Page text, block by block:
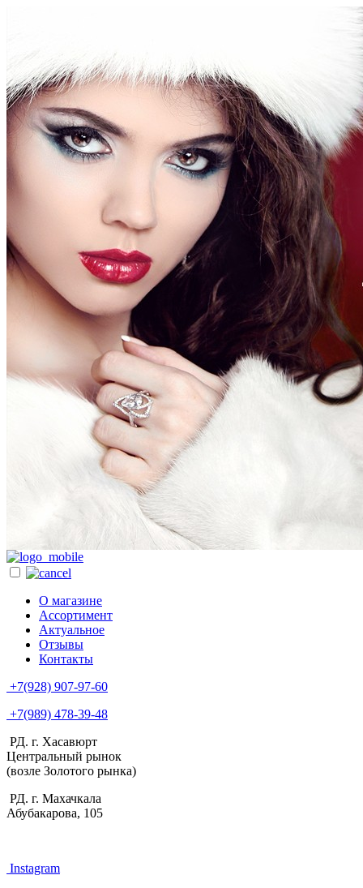
О магазине
Ассортимент
Актуальное
Отзывы
Контакты
+7(928) 907-97-60
+7(989) 478-39-48
РД. г. Хасавюрт
Центральный рынок
(возле Золотого рынка)
РД. г. Махачкала
Абубакарова, 105
Instagram